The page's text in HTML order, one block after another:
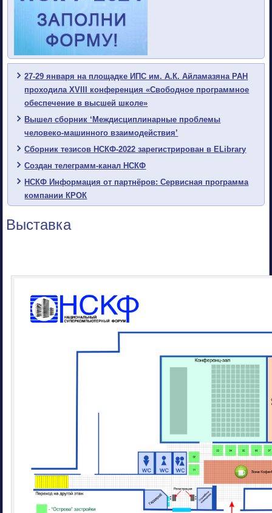
27-29 января на площадке ИПС им. А.К. Айламазяна РАН
проходила XVIII конференция «Свободное программное
обеспечение в высшей школе»
Вышел сборник ‘Междисциплинарные проблемы
человеко-машинного взаимодействия’
Сборник тезисов НСКФ-2022 зарегистрирован в ELibrary
Создан телеграмм-канал НСКФ
НСКФ Информация от партнёров: Сервисная программа
компании КРОК
Выставка